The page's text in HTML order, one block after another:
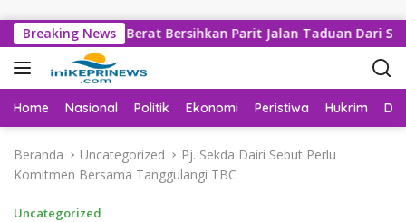
Breaking News
Alat Berat Bersihkan Parit Jalan Taduan Dari
Home Nasional Politik Ekonomi Peristiwa Hukrim
Beranda Uncategorized
Pj. Sekda Dairi Sebut Perlu
Komitmen Bersama Tanggulangi TBC
Uncategorized